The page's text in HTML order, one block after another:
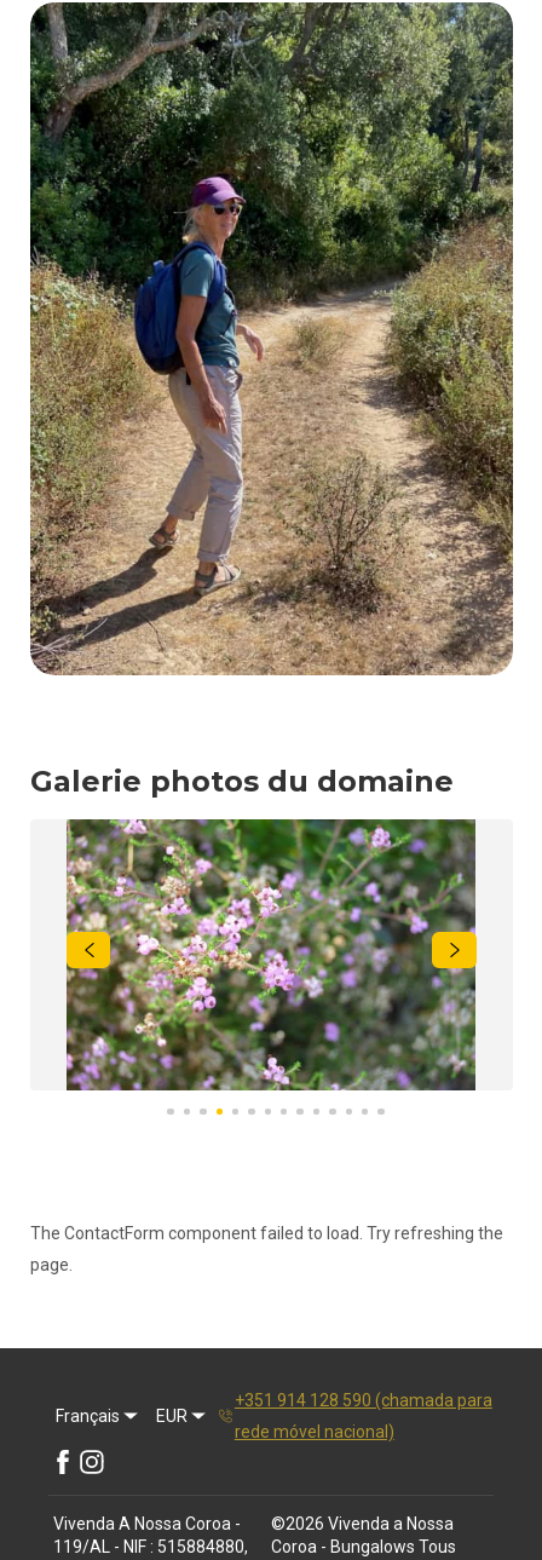
Galerie photos du domaine
The ContactForm component failed to load. Try refreshing the
page.
Français EUR
+351 914 128 590 (chamada para
rede móvel nacional)
Vivenda A Nossa Coroa -
119/AL - NIF : 515884880,
©2026 Vivenda a Nossa
Coroa - Bungalows Tous